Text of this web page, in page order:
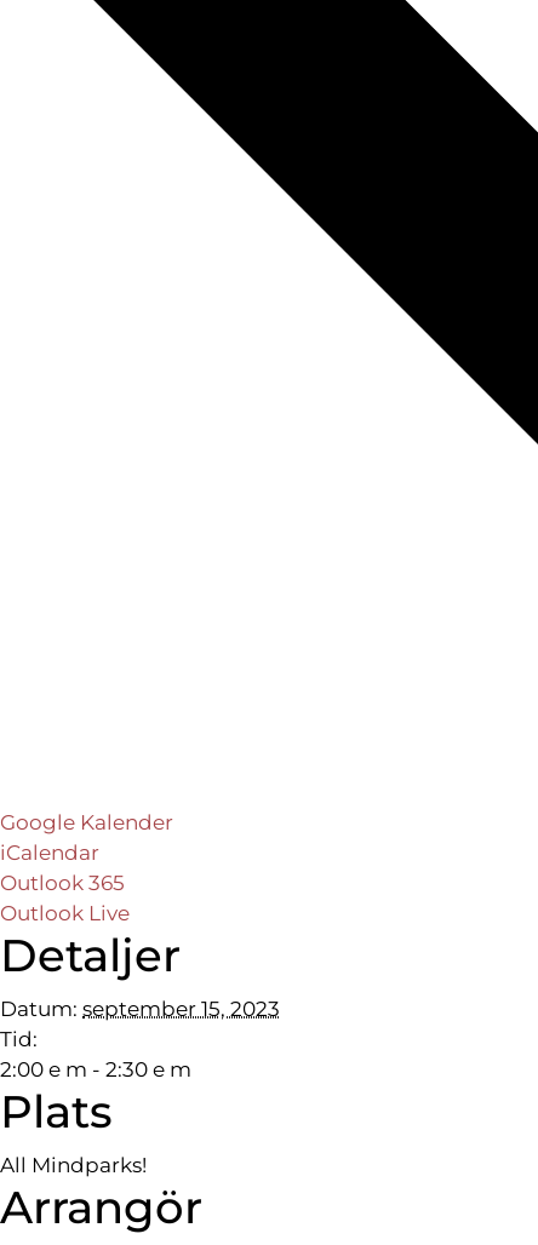
Google Kalender
iCalendar
Outlook 365
Outlook Live
Detaljer
Datum: september 15, 2023
Tid:
2:00 e m - 2:30 e m
Plats
All Mindparks!
Arrangör